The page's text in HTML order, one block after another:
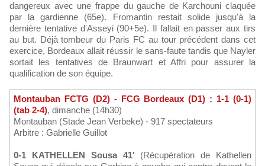
dangereux avec une frappe du gauche de Karchouni claquée
par la gardienne (65e). Fromantin restait solide jusqu'à la
dernière tentative d'Asseyi (90+5e). Il fallait en passer aux tirs
au but. Déjà tombeur du Paris FC au tour précédent dans cet
exercice, Bordeaux allait réussir le sans-faute tandis que Nayler
sortait les tentatives de Braunwart et Affri pour assurer la
qualification de son équipe.
Montauban FCTG (D2) - FCG Bordeaux (D1) : 1-1 (0-1)
(tab 2-4), dimanche (14h30)
Montauban (Stade Jean Verbeke) - 917 spectateurs
Arbitre : Gabrielle Guillot
0-1 KATHELLEN Sousa 41' (Récupération de Kathellen